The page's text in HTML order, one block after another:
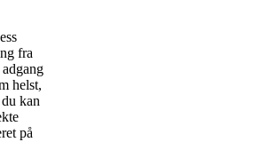
fra
helst,
kan
på